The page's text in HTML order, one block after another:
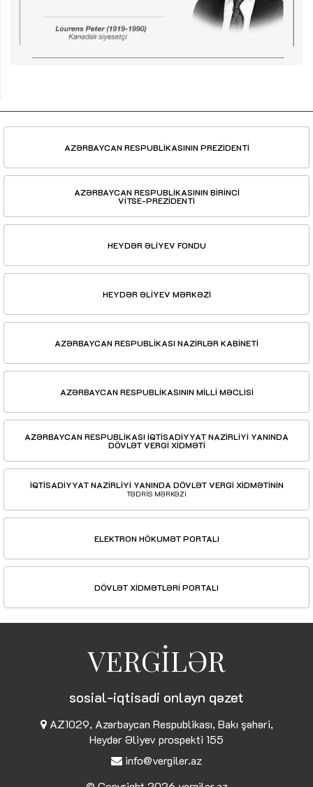
AZƏRBAYCAN RESPUBLİKASININ PREZİDENTİ
AZƏRBAYCAN RESPUBLİKASININ BİRİNCİ
VİTSE-PREZİDENTİ
HEYDƏR ƏLİYEV FONDU
HEYDƏR ƏLİYEV MƏRKƏZİ
AZƏRBAYCAN RESPUBLİKASI NAZİRLƏR KABİNETİ
AZƏRBAYCAN RESPUBLİKASININ MİLLİ MƏCLİSİ
AZƏRBAYCAN RESPUBLİKASI İQTİSADİYYAT NAZİRLİYİ YANINDA
DÖVLƏT VERGİ XİDMƏTİ
İQTİSADİYYAT NAZİRLİYİ YANINDA DÖVLƏT VERGİ XİDMƏTİNİN
TƏDRİS MƏRKƏZİ
ELEKTRON HÖKUMƏT PORTALI
DÖVLƏT XİDMƏTLƏRİ PORTALI
VERGİLƏR
sosial-iqtisadi onlayn qəzet
AZ1029, Azərbaycan Respublikası, Bakı şəhəri,
Heydər Əliyev prospekti 155
info@vergiler.az